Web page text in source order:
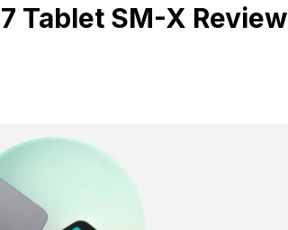
Tablet SM-X Review